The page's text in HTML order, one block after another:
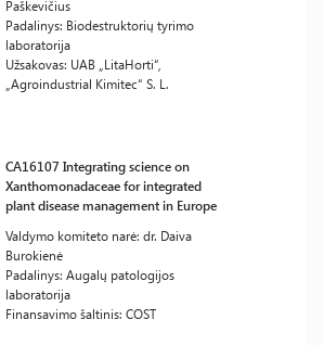
Paškevičius
Padalinys: Biodestruktorių tyrimo
laboratorija
Užsakovas: UAB „LitaHorti“,
„Agroindustrial Kimitec“ S. L.
CA16107 Integrating science on
Xanthomonadaceae for integrated
plant disease management in Europe
Valdymo komiteto narė: dr. Daiva
Burokienė
Padalinys: Augalų patologijos
laboratorija
Finansavimo šaltinis: COST